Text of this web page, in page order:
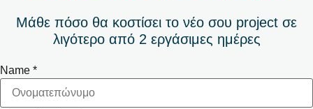
Μάθε πόσο θα κοστίσει το νέο σου project σε
λιγότερο από 2 εργάσιμες ημέρες
Name *